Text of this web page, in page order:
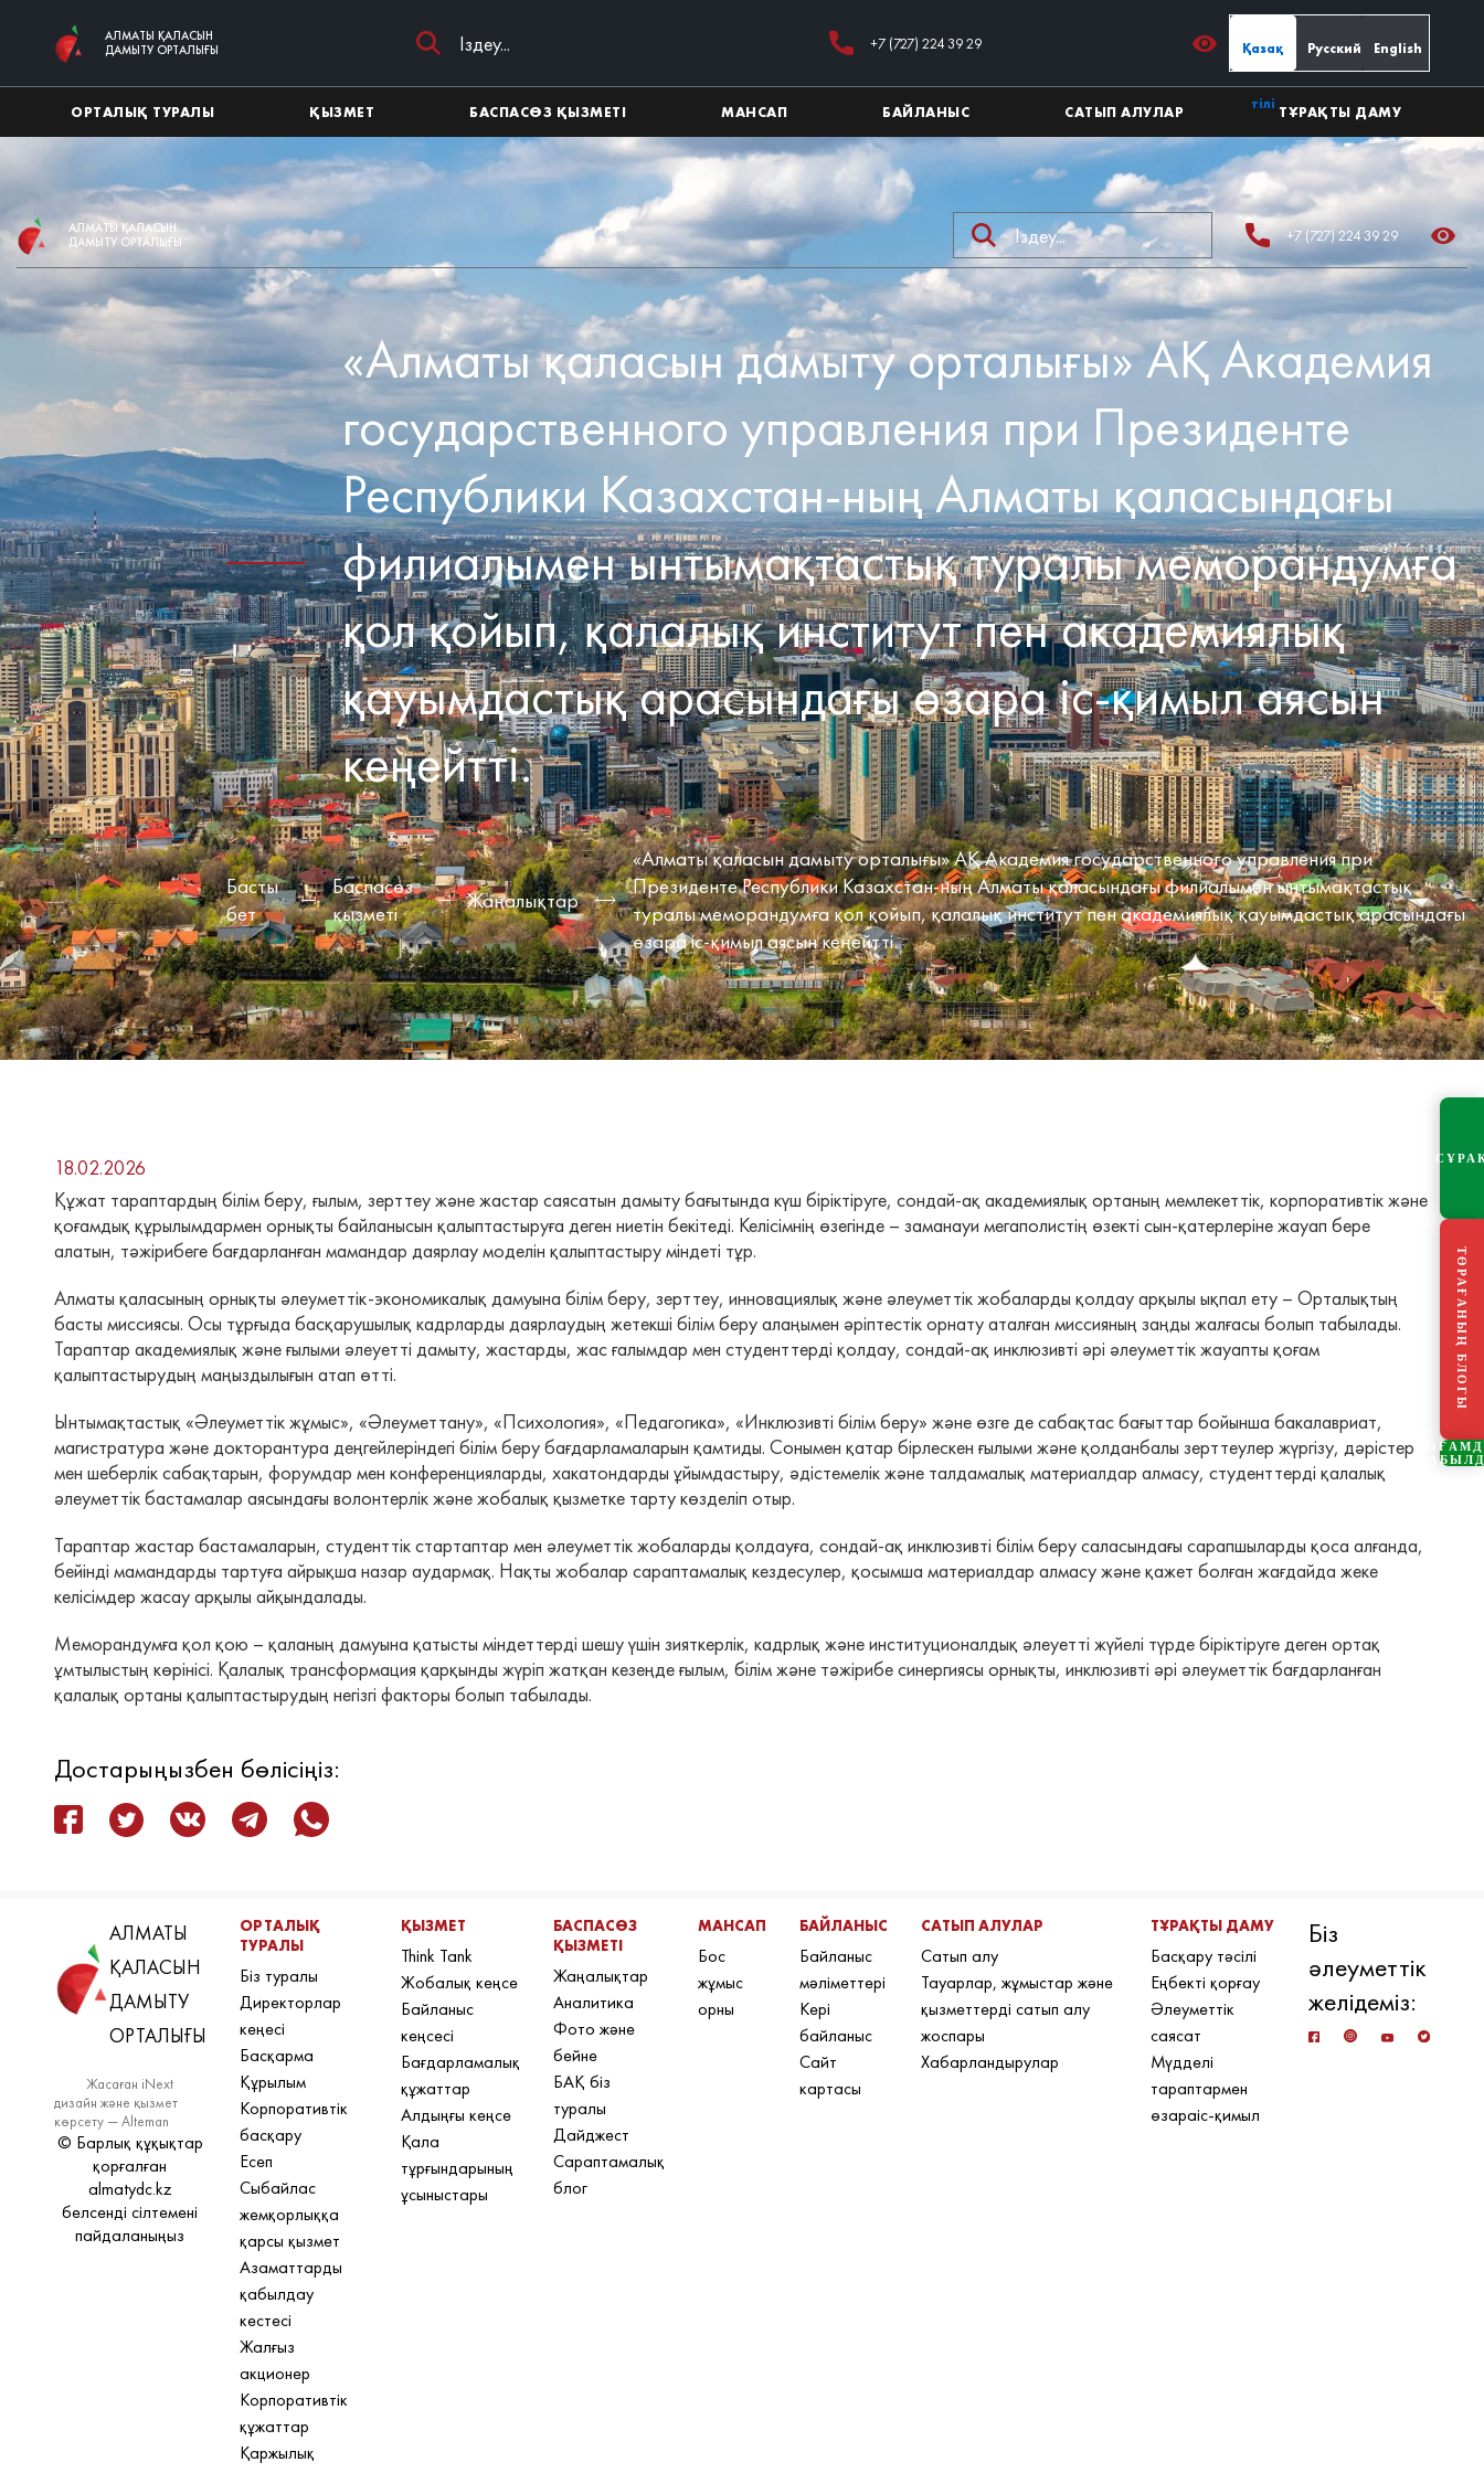
АЛМАТЫ ҚАЛАСЫН
ДАМЫТУ ОРТАЛЫҒЫ
+7 (727) 224 39 29 Қазақ
тілі
Русский English
ОРТАЛЫҚ ТУРАЛЫ ҚЫЗМЕТ БАСПАСӨЗ ҚЫЗМЕТІ МАНСАП БАЙЛАНЫС САТЫП АЛУЛАР ТҰРАҚТЫ ДАМУ
АЛМАТЫ ҚАЛАСЫН
ДАМЫТУ ОРТАЛЫҒЫ
+7 (727) 224 39 29
«Алматы қаласын дамыту орталығы» АҚ Академия
государственного управления при Президенте
Республики Казахстан-ның Алматы қаласындағы
филиалымен ынтымақтастық туралы меморандумға
қол қойып, қалалық институт пен академиялық
қауымдастық арасындағы өзара іс-қимыл аясын
кеңейтті.
Басты
бет
Баспасөз
қызметі
Жаңалықтар
«Алматы қаласын дамыту орталығы» АҚ Академия государственного управления при
Президенте Республики Казахстан-ның Алматы қаласындағы филиалымен ынтымақтастық
туралы меморандумға қол қойып, қалалық институт пен академиялық қауымдастық арасындағы
өзара іс-қимыл аясын кеңейтті.
18.02.2026
Құжат тараптардың білім беру, ғылым, зерттеу және жастар саясатын дамыту бағытында күш біріктіруге, сондай-ақ академиялық ортаның мемлекеттік, корпоративтік және
қоғамдық құрылымдармен орнықты байланысын қалыптастыруға деген ниетін бекітеді. Келісімнің өзегінде – заманауи мегаполистің өзекті сын-қатерлеріне жауап бере
алатын, тәжірибеге бағдарланған мамандар даярлау моделін қалыптастыру міндеті тұр.
Алматы қаласының орнықты әлеуметтік-экономикалық дамуына білім беру, зерттеу, инновациялық және әлеуметтік жобаларды қолдау арқылы ықпал ету – Орталықтың
басты миссиясы. Осы тұрғыда басқарушылық кадрларды даярлаудың жетекші білім беру алаңымен әріптестік орнату аталған миссияның заңды жалғасы болып табылады.
Тараптар академиялық және ғылыми әлеуетті дамыту, жастарды, жас ғалымдар мен студенттерді қолдау, сондай-ақ инклюзивті әрі әлеуметтік жауапты қоғам
қалыптастырудың маңыздылығын атап өтті.
Ынтымақтастық «Әлеуметтік жұмыс», «Әлеуметтану», «Психология», «Педагогика», «Инклюзивті білім беру» және өзге де сабақтас бағыттар бойынша бакалавриат,
магистратура және докторантура деңгейлеріндегі білім беру бағдарламаларын қамтиды. Сонымен қатар бірлескен ғылыми және қолданбалы зерттеулер жүргізу, дәрістер
мен шеберлік сабақтарын, форумдар мен конференцияларды, хакатондарды ұйымдастыру, әдістемелік және талдамалық материалдар алмасу, студенттерді қалалық
әлеуметтік бастамалар аясындағы волонтерлік және жобалық қызметке тарту көзделіп отыр.
Тараптар жастар бастамаларын, студенттік стартаптар мен әлеуметтік жобаларды қолдауға, сондай-ақ инклюзивті білім беру саласындағы сарапшыларды қоса алғанда,
бейінді мамандарды тартуға айрықша назар аудармақ. Нақты жобалар сараптамалық кездесулер, қосымша материалдар алмасу және қажет болған жағдайда жеке
келісімдер жасау арқылы айқындалады.
Меморандумға қол қою – қаланың дамуына қатысты міндеттерді шешу үшін зияткерлік, кадрлық және институционалдық әлеуетті жүйелі түрде біріктіруге деген ортақ
ұмтылыстың көрінісі. Қалалық трансформация қарқынды жүріп жатқан кезеңде ғылым, білім және тәжірибе синергиясы орнықты, инклюзивті әрі әлеуметтік бағдарланған
қалалық ортаны қалыптастырудың негізгі факторы болып табылады.
Достарыңызбен бөлісіңіз:
АЛМАТЫ
ҚАЛАСЫН
ДАМЫТУ
ОРТАЛЫҒЫ
Жасаған iNext
дизайн және қызмет
көрсету — Alteman
© Барлық құқықтар
қорғалған
almatydc.kz
белсенді сілтемені
пайдаланыңыз
ОРТАЛЫҚ
ТУРАЛЫ
Біз туралы
Директорлар
кеңесі
Басқарма
Құрылым
Корпоративтік
басқару
Есеп
Сыбайлас
жемқорлыққа
қарсы қызмет
Азаматтарды
қабылдау
кестесі
Жалғыз
акционер
Корпоративтік
құжаттар
Қаржылық
ҚЫЗМЕТ
Think Tank
Жобалық кеңсе
Байланыс
кеңсесі
Бағдарламалық
құжаттар
Алдыңғы кеңсе
Қала
тұрғындарының
ұсыныстары
БАСПАСӨЗ
ҚЫЗМЕТІ
Жаңалықтар
Аналитика
Фото және
бейне
БАҚ біз
туралы
Дайджест
Сараптамалық
блог
МАНСАП
Бос
жұмыс
орны
БАЙЛАНЫС
Байланыс
мәліметтері
Кері
байланыс
Сайт
картасы
САТЫП АЛУЛАР
Сатып алу
Тауарлар, жұмыстар және
қызметтерді сатып алу
жоспары
Хабарландырулар
ТҰРАҚТЫ ДАМУ
Басқару тәсілі
Еңбекті қорғау
Әлеуметтік
саясат
Мүдделі
тараптармен
өзараіс-қимыл
Біз
әлеуметтік
желідеміз:
ТӨРАҒАНЫҢ БЛОГЫ